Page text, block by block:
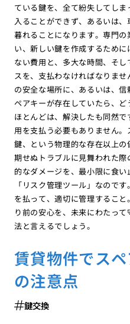
ている鍵を、全て紛失してし
入ることができず、あるいは
暮れることになります。専門
い、新しい鍵を作成するため
ない費用と、多大な時間、そ
スを、支払わなければなりま
の安全な場所に、あるいは、
ペアキーが存在していたら、
ほとんどは、解決したも同然
用を支払う必要もありません
鍵、という物理的な存在以上
期せぬトラブルに見舞われた
的なダメージを、最小限に食
「リスク管理ツール」なので
を払って、適切に管理するこ
り前の安心を、未来にわたっ
法と言えるでしょう。
賃貸物件でス
の注意点
鍵交換